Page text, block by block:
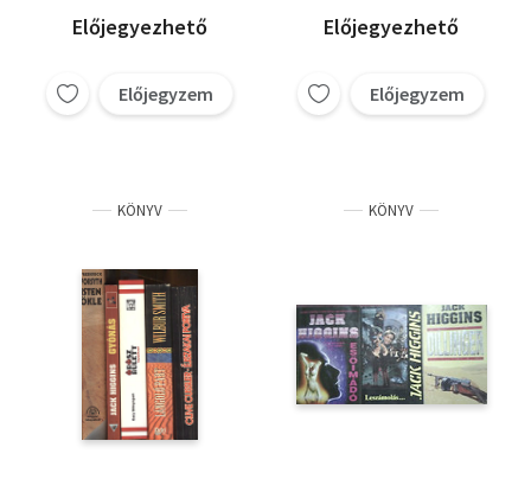
Előjegyezhető
Előjegyzem
Előjegyezhető
Előjegyzem
KÖNYV KÖNYV